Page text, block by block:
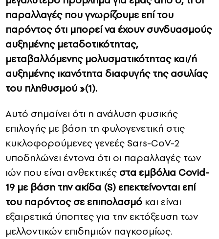
παραλλαγές που γνωρίζουμε επί του
παρόντος ότι μπορεί να έχουν συνδυασμούς
αυξημένης μεταδοτικότητας,
μεταβαλλόμενης μολυσματικότητας και/ή
αυξημένης ικανότητα διαφυγής της ασυλίας
του πληθυσμού »(1).
Αυτό σημαίνει ότι η ανάλυση φυσικής
επιλογής με βάση τη φυλογενετική στις
κυκλοφορούμενες γενεές Sars-CoV-2
υποδηλώνει έντονα ότι οι παραλλαγές των
ιών που είναι ανθεκτικές στα εμβόλια Covid-
19 με βάση την ακίδα (S) επεκτείνονται επί
του παρόντος σε επιπολασμό και είναι
εξαιρετικά ύποπτες για την εκτόξευση των
μελλοντικών επιδημιών παγκοσμίως.